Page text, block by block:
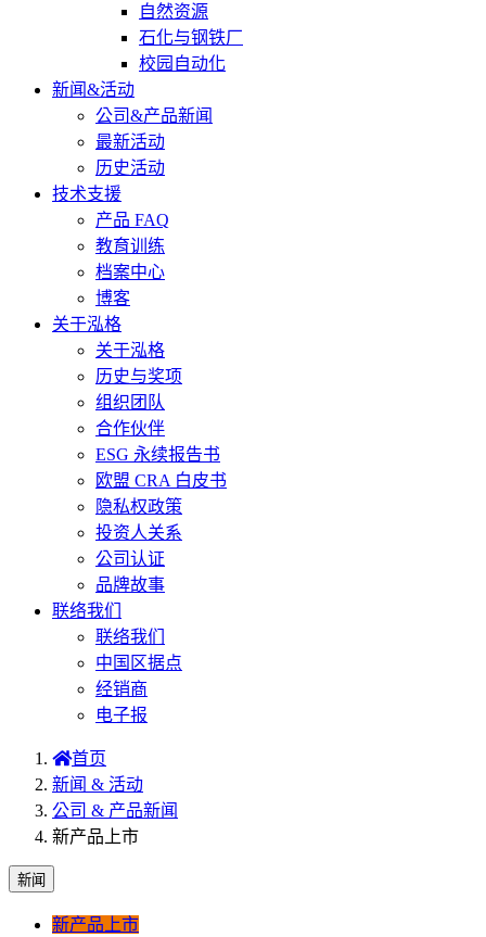
自然资源
石化与钢铁厂
校园自动化
新闻&活动
公司&产品新闻
最新活动
历史活动
技术支援
产品 FAQ
教育训练
档案中心
博客
关于泓格
关于泓格
历史与奖项
组织团队
合作伙伴
ESG 永续报告书
欧盟 CRA 白皮书
隐私权政策
投资人关系
公司认证
品牌故事
联络我们
联络我们
中国区据点
经销商
电子报
首页
新闻 & 活动
公司 & 产品新闻
新产品上市
新闻
新产品上市